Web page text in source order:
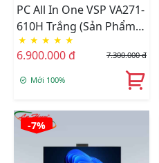
PC All In One VSP VA271-
610H Trắng (Sản Phẩm
AIO Này Chưa Bao Gồm
CPU - Ram - SSD)
★ ★ ★ ★ ★
6.900.000 đ 7.300.000 đ
Mới 100%
-7%